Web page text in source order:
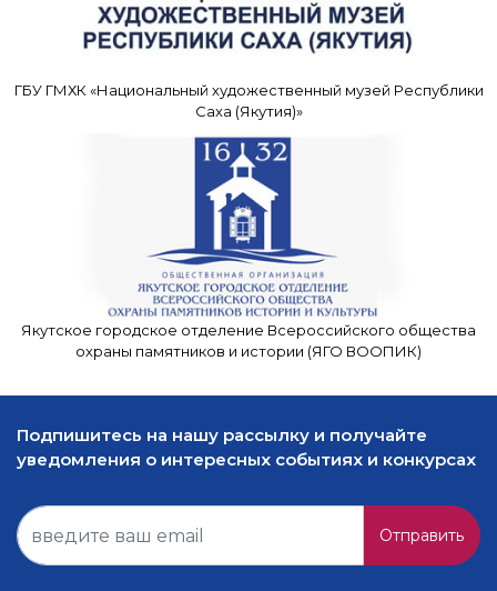
ГБУ ГМХК «Национальный художественный музей Республики
Саха (Якутия)»
Якутское городское отделение Всероссийского общества
охраны памятников и истории (ЯГО ВООПИК)
Подпишитесь на нашу рассылку и получайте
уведомления о интересных событиях и конкурсах
Отправить